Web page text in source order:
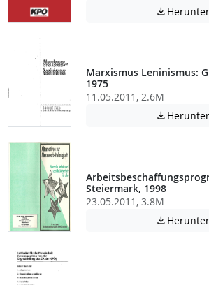

Marxismus Leninismus:
1975
11.05.2011, 2.6M

Steiermark, 1998
23.05.2011, 3.8M
